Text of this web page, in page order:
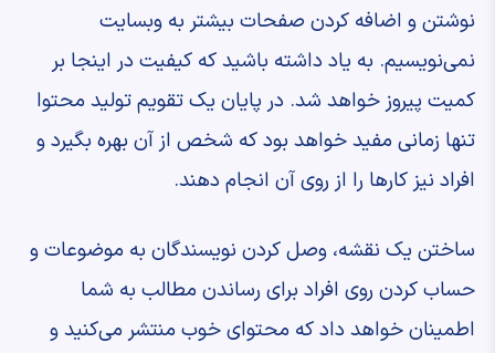
نوشتن و اضافه کردن صفحات بیشتر به وبسایت
نمی‌نویسیم. به یاد داشته باشید که کیفیت در اینجا بر
کمیت پیروز خواهد شد. در پایان یک تقویم تولید محتوا
تنها زمانی مفید خواهد بود که شخص از آن بهره بگیرد و
افراد نیز کارها را از روی آن انجام دهند.
ساختن یک نقشه، وصل کردن نویسندگان به موضوعات و
حساب کردن روی افراد برای رساندن مطالب به شما
اطمینان خواهد داد که محتوای خوب منتشر می‌کنید و